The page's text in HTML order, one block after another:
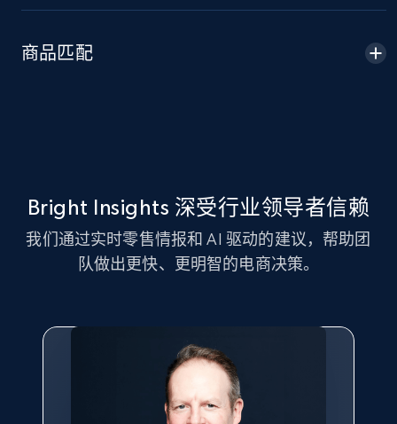
Amazon sellers info
Seller id, URL, Seller name, Description, Detailed
info, Stars, Feedbacks, Return policy, and more.
eBay
URL, Product id, Title, Seller name, Seller rating,
Seller reviews, Breadcrumbs, Root category, and
eBay - Gather data on products using
specified keywords
商品匹配
Bright Insights 深受行业领导者信赖
我们通过实时零售情报和 AI 驱动的建议，帮助团
队做出更快、更明智的电商决策。